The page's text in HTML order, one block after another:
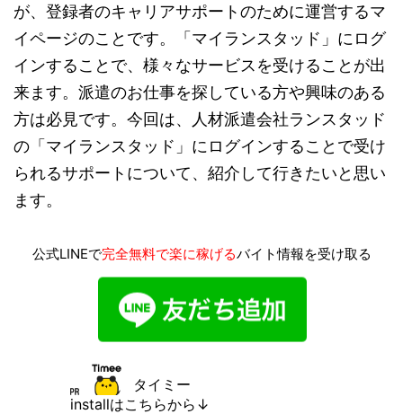
が、登録者のキャリアサポートのために運営するマ
イページのことです。「マイランスタッド」にログ
インすることで、様々なサービスを受けることが出
来ます。派遣のお仕事を探している方や興味のある
方は必見です。今回は、人材派遣会社ランスタッド
の「マイランスタッド」にログインすることで受け
られるサポートについて、紹介して行きたいと思い
ます。
公式LINEで完全無料で楽に稼げるバイト情報を受け取る
タイミー
installはこちらから↓